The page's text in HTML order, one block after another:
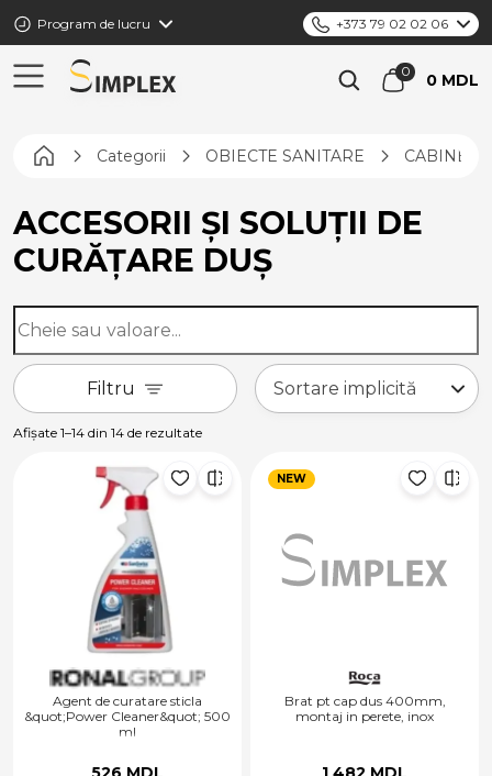
Program de lucru +373 79 02 02 06
0 MDL
Pagina principală
Categorii OBIECTE SANITARE CABINE,
ACCESORII ȘI SOLUȚII DE
CURĂȚARE DUȘ
Filtru
Afișate 1–14 din 14 de rezultate
Agent de curatare sticla
&quot;Power Cleaner&quot; 500
ml
NEW
Brat pt cap dus 400mm,
montaj in perete, inox